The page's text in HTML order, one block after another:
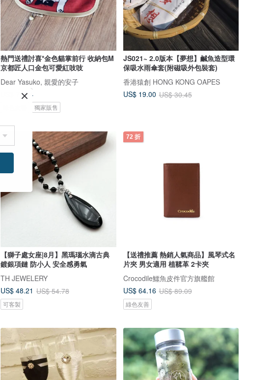
熱門送禮討喜*金色貓掌前行 收納包M
京都匠人口金包可愛紅吱吱
Dear Yasuko, 親愛的安子
US$ 74.84
獨家販售
JS021~ 2.0版本【夢想】鹹魚造型環
保吸水雨傘套(附磁吸外包裝套)
香港猿創 HONG KONG OAPES
US$ 19.00 US$ 30.45
88 折
【獅子處女座|8月】黑瑪瑙水滴古典
鍍銀項鏈 防小人 安全感勇氣
TH JEWELERY
US$ 48.21 US$ 54.78
可客製
72 折
【送禮推薦 熱銷人氣商品】風琴式名
片夾 男女適用 植鞣革 2卡夾
Crocodile鱷魚皮件官方旗艦館
US$ 64.16 US$ 89.09
綠色友善